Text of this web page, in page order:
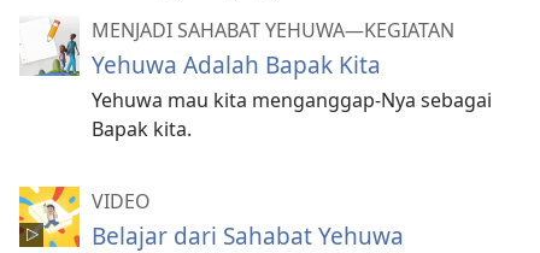
MENJADI SAHABAT YEHUWA—KEGIATAN
Yehuwa Adalah Bapak Kita
Yehuwa mau kita menganggap-Nya sebagai
Bapak kita.
VIDEO
Belajar dari Sahabat Yehuwa